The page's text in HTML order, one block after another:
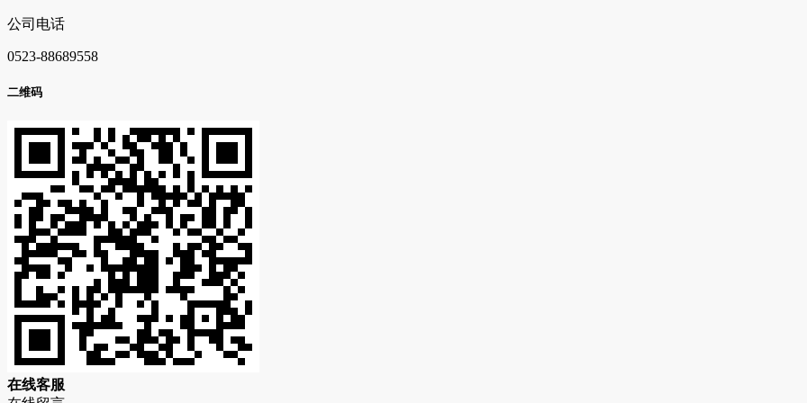
公司电话
0523-88689558
二维码
在线客服